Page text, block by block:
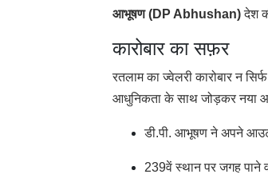
आभूषण (DP Abhushan)देश
कारोबार का सफ़र
रतलाम का ज्वेलरी कारोबार न
आधुनिकता के साथ जोड़कर नया
डी.पी. आभूषण ने अपने
239वें स्थान पर जगह पाने